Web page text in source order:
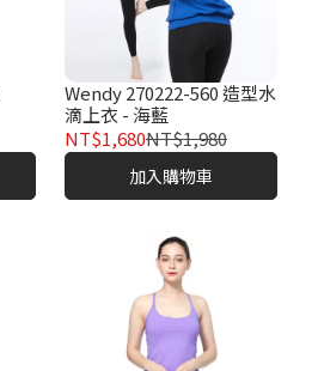
Wendy 270222-560 造型水
滴上衣 - 海藍
NT$1,680NT$1,980
加入購物車